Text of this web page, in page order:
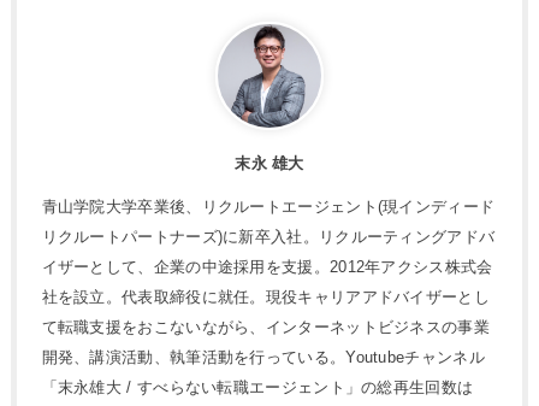
末永 雄大
青山学院大学卒業後、リクルートエージェント(現インディード
リクルートパートナーズ)に新卒入社。リクルーティングアドバ
イザーとして、企業の中途採用を支援。2012年アクシス株式会
社を設立。代表取締役に就任。現役キャリアアドバイザーとし
て転職支援をおこないながら、インターネットビジネスの事業
開発、講演活動、執筆活動を行っている。Youtubeチャンネル
「末永雄大 / すべらない転職エージェント」の総再生回数は